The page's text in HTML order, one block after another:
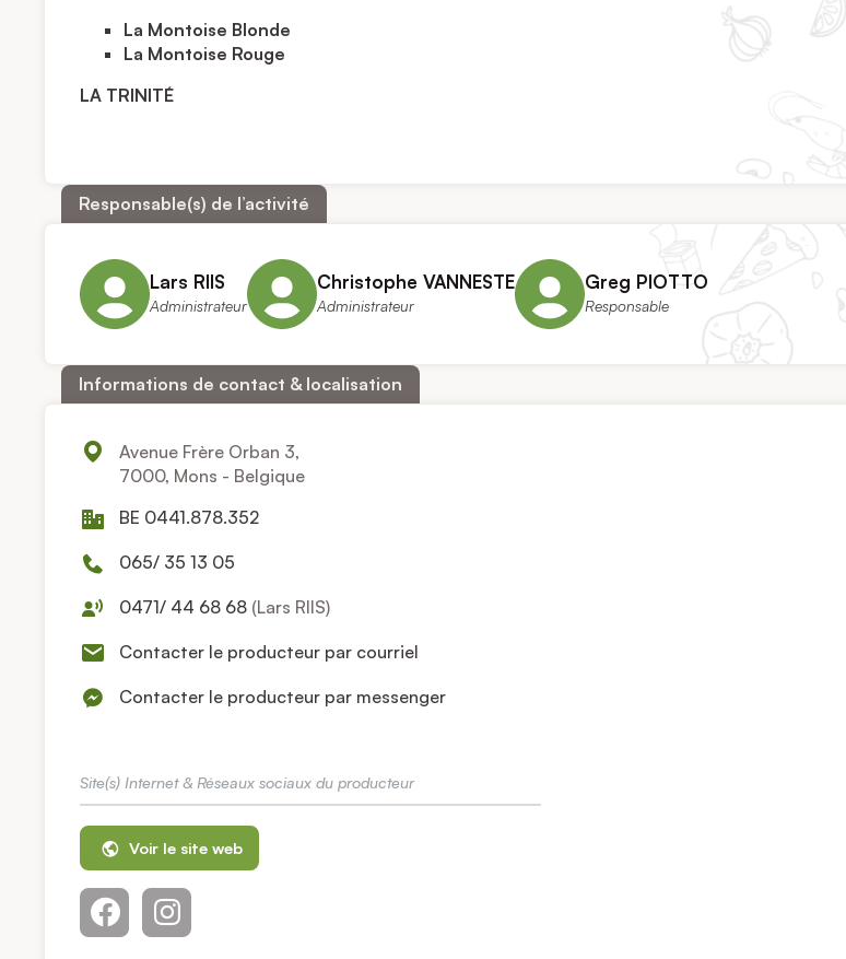
La Montoise Blonde
La Montoise Rouge
LA TRINITÉ
Responsable(s) de l’activité
Lars RIIS
Administrateur
Christophe VANNESTE
Administrateur
Greg PIOTTO
Responsable
Informations de contact & localisation
Avenue Frère Orban 3,
7000, Mons - Belgique
BE 0441.878.352
065/ 35 13 05
0471/ 44 68 68 (Lars RIIS)
Contacter le producteur par courriel
Contacter le producteur par messenger
Site(s) Internet & Réseaux sociaux du producteur
Voir le site web